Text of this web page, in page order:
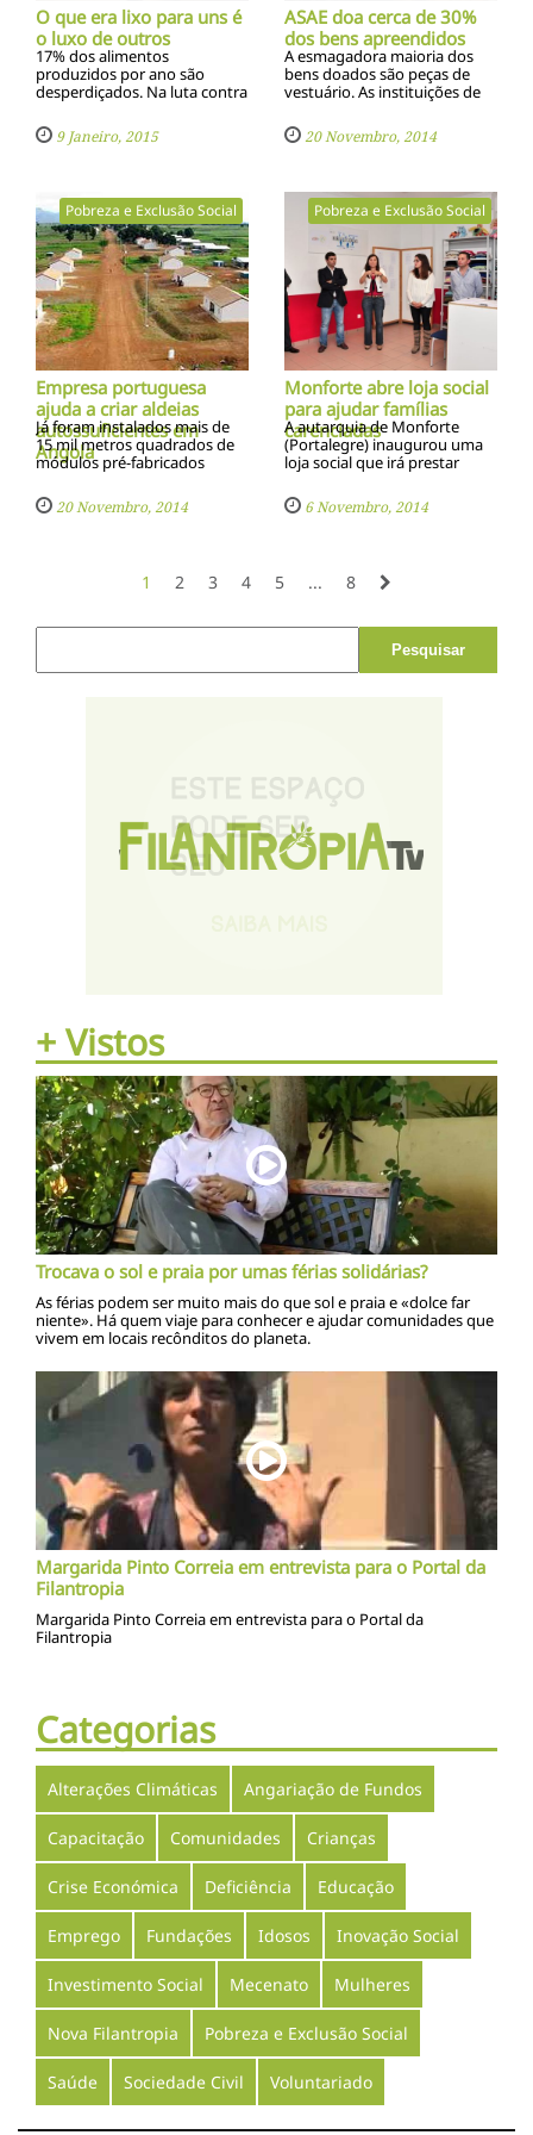
O que era lixo para uns é
o luxo de outros
17% dos alimentos
produzidos por ano são
desperdiçados. Na luta contra
Zero Desperdício levam
refeições que iam para o lixo
9 Janeiro, 2015
ASAE doa cerca de 30%
dos bens apreendidos
A esmagadora maioria dos
bens doados são peças de
vestuário. As instituições de
candidatar-se aos bens
doados no site da instituição
20 Novembro, 2014
Pobreza e Exclusão Social
Empresa portuguesa
ajuda a criar aldeias
autossuficientes em
Angola
Já foram instalados mais de
15 mil metros quadrados de
módulos pré-fabricados
20 Novembro, 2014
Pobreza e Exclusão Social
Monforte abre loja social
para ajudar famí­lias
carenciadas
A autarquia de Monforte
(Portalegre) inaugurou uma
loja social que irá prestar
do concelho com roupa e
outros bens
6 Novembro, 2014
1 2 3 4 5 ... 8
Pesquisar por:
+ Vistos
Trocava o sol e praia por umas férias solidárias?
As férias podem ser muito mais do que sol e praia e «dolce far
niente». Há quem viaje para conhecer e ajudar comunidades que
vivem em locais recônditos do planeta.
Margarida Pinto Correia em entrevista para o Portal da
Filantropia
Margarida Pinto Correia em entrevista para o Portal da
Filantropia
Categorias
Alterações Climáticas Angariação de Fundos
Capacitação Comunidades Crianças
Crise Económica Deficiência Educação
Emprego Fundações Idosos Inovação Social
Investimento Social Mecenato Mulheres
Nova Filantropia Pobreza e Exclusão Social
Saúde Sociedade Civil Voluntariado